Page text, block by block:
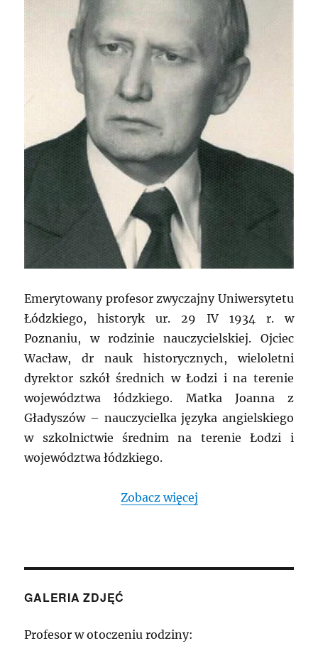
Emerytowany profesor zwyczajny Uniwersytetu
Łódzkiego, historyk ur. 29 IV 1934 r. w
Poznaniu, w rodzinie nauczycielskiej. Ojciec
Wacław, dr nauk historycznych, wieloletni
dyrektor szkół średnich w Łodzi i na terenie
województwa łódzkiego. Matka Joanna z
Gładyszów – nauczycielka języka angielskiego
w szkolnictwie średnim na terenie Łodzi i
województwa łódzkiego.
Zobacz więcej
GALERIA ZDJĘĆ
Profesor w otoczeniu rodziny: